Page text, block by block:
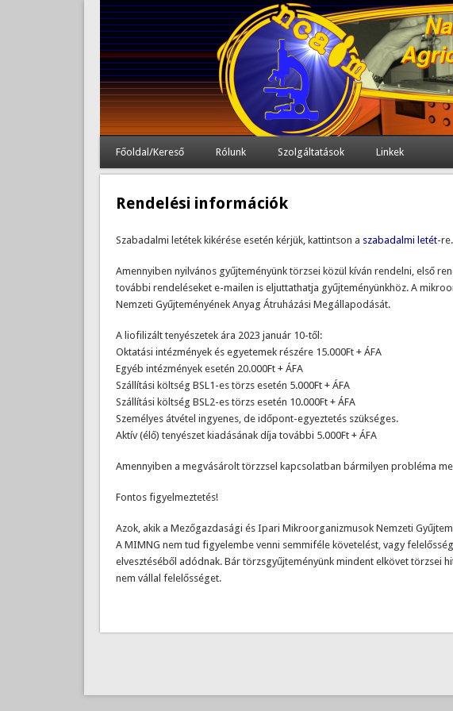
Főoldal/Kereső Rólunk Szolgáltatások Linkek
Rendelési információk
Szabadalmi letétek kikérése esetén kérjük, kattintson a szabadalmi letét-re.
Amennyiben nyilvános gyűjteményünk törzsei közül kíván rendelni, első
további rendeléseket e-mailen is eljuttathatja gyűjteményünkhöz. A
Nemzeti Gyűjteményének Anyag Átruházási Megállapodását.
A liofilizált tenyészetek ára 2023 január 10-től:
Oktatási intézmények és egyetemek részére 15.000Ft + ÁFA
Egyéb intézmények esetén 20.000Ft + ÁFA
Szállítási költség BSL1-es törzs esetén 5.000Ft + ÁFA
Szállítási költség BSL2-es törzs esetén 10.000Ft + ÁFA
Személyes átvétel ingyenes, de időpont-egyeztetés szükséges.
Aktív (élő) tenyészet kiadásának díja további 5.000Ft + ÁFA
Amennyiben a megvásárolt törzzsel kapcsolatban bármilyen probléma
Fontos figyelmeztetés!
Azok, akik a Mezőgazdasági és Ipari Mikroorganizmusok Nemzeti
A MIMNG nem tud figyelembe venni semmiféle követelést, vagy
elvesztéséből adódnak. Bár törzsgyűjteményünk mindent elkövet törzsei
nem vállal felelősséget.